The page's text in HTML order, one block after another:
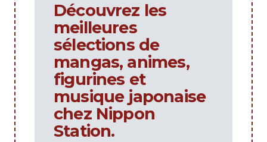
Découvrez les
meilleures
sélections de
mangas, animes,
figurines et
musique japonaise
chez Nippon
Station.